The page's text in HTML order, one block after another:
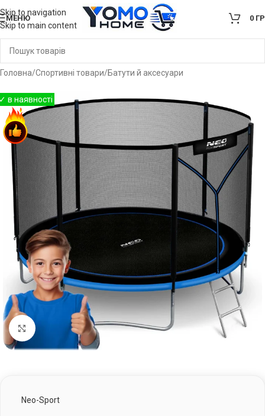
Skip to navigation
Skip to main content
МЕНЮ 0
Головна/Спортивні товари/Батути й аксесуари
Клацніть, щоб збільшити
Neo-Sport